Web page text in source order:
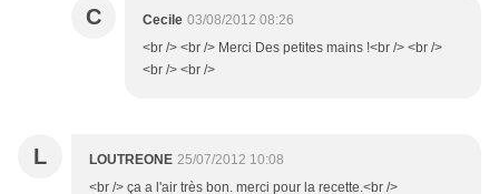
C Cecile 03/08/2012 08:26
<br /> <br /> Merci Des petites mains !<br /> <br />
<br /> <br />
L LOUTREONE 25/07/2012 10:08
<br /> ça a l'air très bon. merci pour la recette.<br />